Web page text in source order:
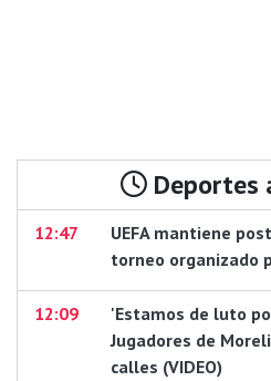
Deportes
12:47
UEFA mantiene
torneo organizado
12:09
'Estamos de luto
Jugadores de
calles (VIDEO)